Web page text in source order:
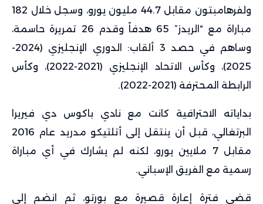
ولفرهامبتون مقابل 44.7 مليون يورو، وسجل خلال 182
مباراة مع “الريدز” 65 هدفاً وقدم 26 تمريرة حاسمة،
وساهم في حصد 3 ألقاب: الدوري الإنجليزي (2024-
2025)، وكأس الاتحاد الإنجليزي (2021-2022)، وكأس
الرابطة المحترفة (2021-2022).
بداياته الاحترافية كانت مع نادي باكوس دي فيريرا
البرتغالي، قبل أن ينتقل إلى أتلتيكو مدريد عام 2016
مقابل 7 ملايين يورو، لكنه لم يشارك في أي مباراة
رسمية مع الفريق الإسباني.
قضى فترة إعارة قصيرة مع بورتو، ثم انضم إلى